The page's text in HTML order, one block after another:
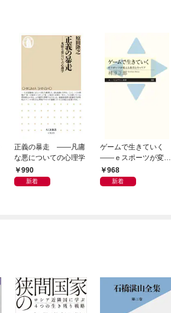
正義の暴走 ――凡庸
な悪についての心理学
990
新着
ゲームで生きていく
――ｅスポーツが変え
る教育とキャリア
968
新着